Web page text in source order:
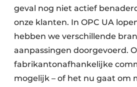
geval nog niet actief
onze klanten. In OPC UA
hebben we verschillende
aanpassingen doorgevoerd.
fabrikantonafhankelijke
mogelijk – of het nu gaat om